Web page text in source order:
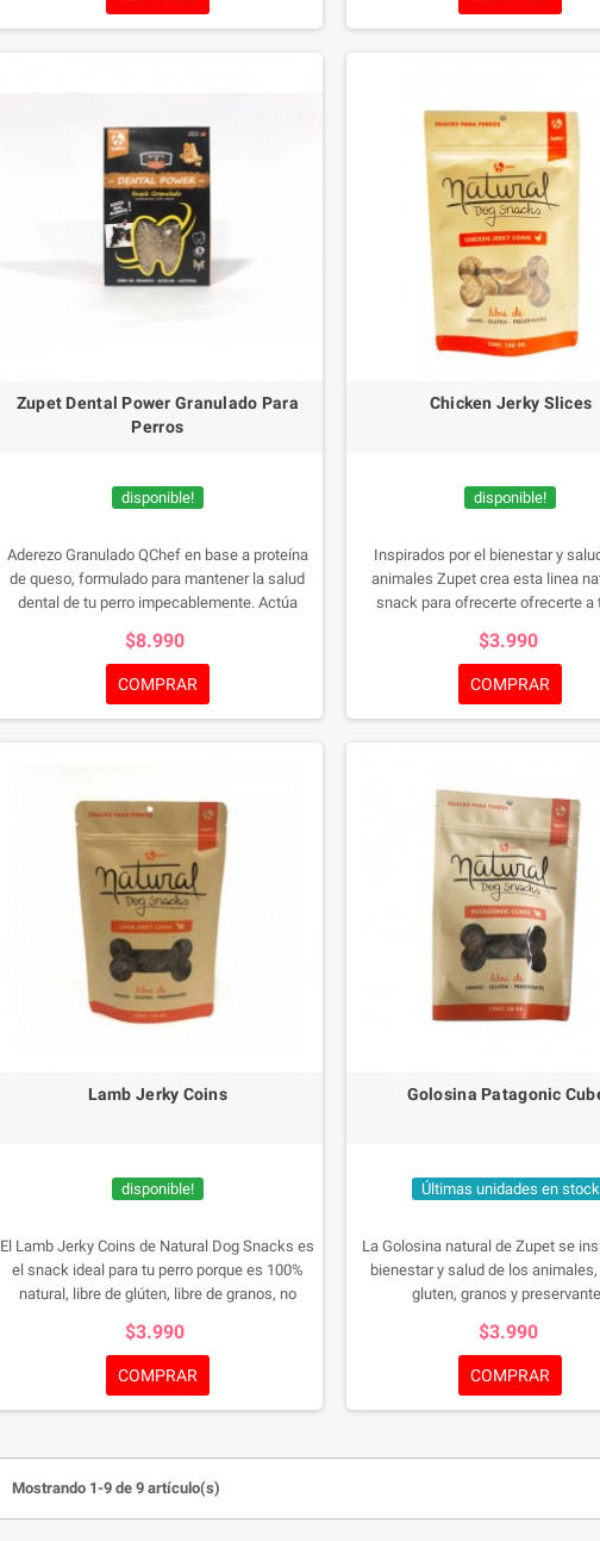
y mejorando su salud dental.
eliminando el sarro y mejorando
dental.
Zupet Dental Power Granulado Para
Perros
disponible!
Aderezo Granulado QChef en base a proteína
de queso, formulado para mantener la salud
dental de tu perro impecablemente. Actúa
mascota en forma natural gracias a los
procesos químicos producidos por la saliva y
la proteína de queso de este producto.
$8.990
COMPRAR
Chicken Jerky Slices
disponible!
Inspirados por el bienestar y
animales Zupet crea esta linea
snack para ofrecerte ofrecerte a
sustentable.
$3.990
COMPRAR
Lamb Jerky Coins
disponible!
El Lamb Jerky Coins de Natural Dog Snacks es
el snack ideal para tu perro porque es 100%
natural, libre de glúten, libre de granos, no
Gracias a su elaboración con productos 100%
Fortalece su tejido óseo gracias al aporte de
gracias a su alto aporte de hierro.
$3.990
COMPRAR
Golosina Patagonic
Últimas unidades en stock
La Golosina natural de Zupet se
bienestar y salud de los
gluten, granos y
$3.990
COMPRAR
Mostrando 1-9 de 9 artículo(s)